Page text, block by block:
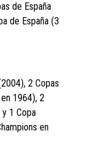
de España
de España (3
2 Copas
1964), 2
1 Copa
en